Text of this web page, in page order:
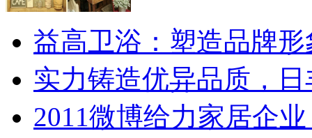
益高卫浴：塑造品牌形
实力铸造优异品质，日
2011微博给力家居企